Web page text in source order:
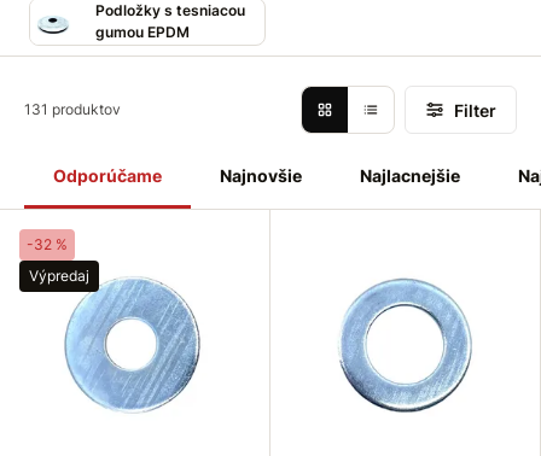
Podložky s tesniacou
gumou EPDM
Odporúčame Najnovšie Najlacnejšie
131 produktov Filter
-32 %
Výpredaj